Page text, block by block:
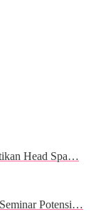
Head Spa…
Potensi…